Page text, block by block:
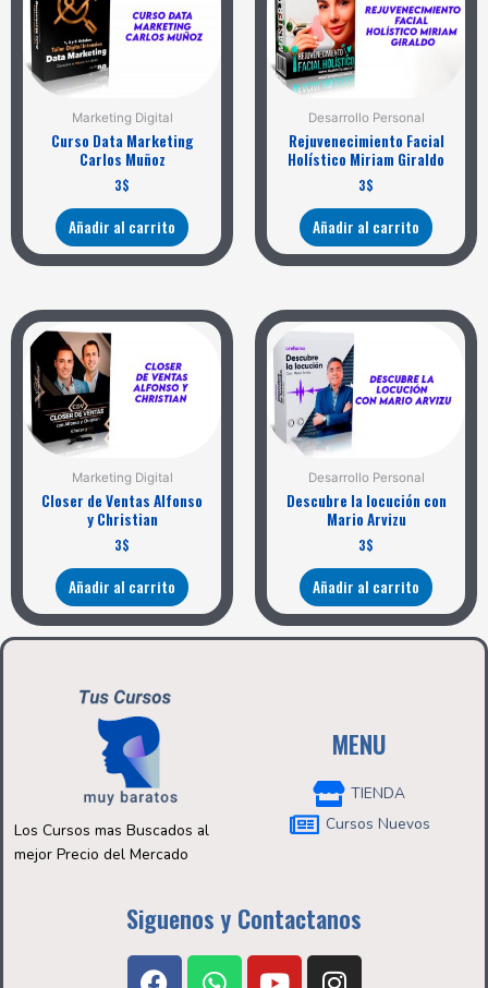
Marketing Digital
Curso Data Marketing
Carlos Muñoz
3$
Añadir al carrito
Desarrollo Personal
Rejuvenecimiento Facial
Holístico Miriam Giraldo
3$
Añadir al carrito
Marketing Digital
Closer de Ventas Alfonso
y Christian
3$
Añadir al carrito
Desarrollo Personal
Descubre la locución con
Mario Arvizu
3$
Añadir al carrito
Los Cursos mas Buscados al
mejor Precio del Mercado
MENU
TIENDA
Cursos Nuevos
Siguenos y Contactanos
F
W
Y
I